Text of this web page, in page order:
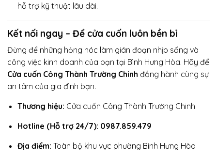
hỗ trợ kỹ thuật lâu dài.
Kết nối ngay – Để cửa cuốn luôn bền bỉ
Đừng để những hỏng hóc làm gián đoạn nhịp sống và
công việc kinh doanh của bạn tại Bình Hưng Hòa. Hãy để
Cửa cuốn Công Thành Trường Chinh đồng hành cùng sự
an tâm của gia đình bạn.
Thương hiệu: Cửa cuốn Công Thành Trường Chinh
Hotline (Hỗ trợ 24/7): 0987.859.479
Địa điểm: Toàn bộ khu vực phường Bình Hưng Hòa